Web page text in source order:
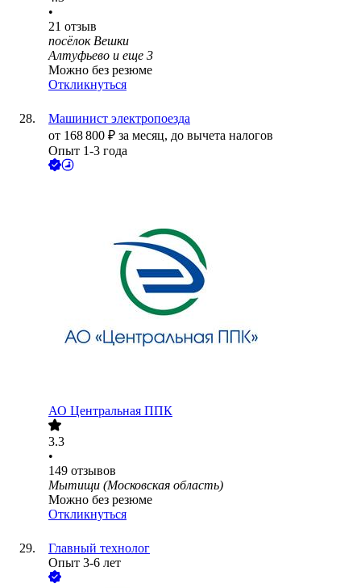
•
21 отзыв
посёлок Вешки
Алтуфьево и еще 3
Можно без резюме
Откликнуться
Машинист электропоезда
от 168 800 ₽ за месяц, до вычета налогов
Опыт 1-3 года
АО Центральная ППК
3.3
•
149 отзывов
Мытищи (Московская область)
Можно без резюме
Откликнуться
Главный технолог
Опыт 3-6 лет